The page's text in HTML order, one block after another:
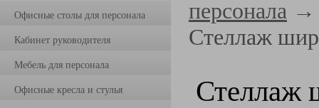
Офисные столы для персонала
Кабинет руководителя
Мебель для персонала
Офисные кресла и стулья
персонала
Стеллаж
Стеллаж